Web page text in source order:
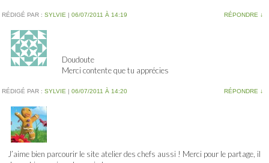
RÉDIGÉ PAR : SYLVIE | 06/07/2011 À 14:19 RÉPONDRE ↓
Doudoute
Merci contente que tu apprécies
RÉDIGÉ PAR : SYLVIE | 06/07/2011 À 14:20 RÉPONDRE ↓
J’aime bien parcourir le site atelier des chefs aussi ! Merci pour le partage, il